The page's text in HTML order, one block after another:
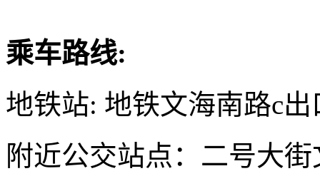
乘车路线:
地铁站: 地铁文海南路c出
附近公交站点：二号大